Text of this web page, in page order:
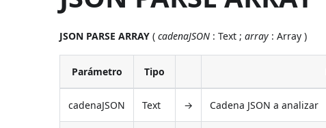
JSON PARSE ARRAY (cadenaJSON : Text ;array : Array )
Parámetro Tipo
cadenaJSON Text → Cadena JSON a analizar